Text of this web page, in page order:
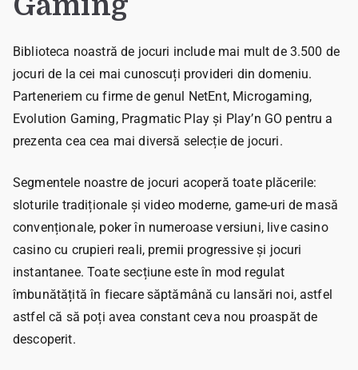
Biblioteca noastră de jocuri include mai mult de 3.500 de
jocuri de la cei mai cunoscuți provideri din domeniu.
Parteneriem cu firme de genul NetEnt, Microgaming,
Evolution Gaming, Pragmatic Play și Play’n GO pentru a
prezenta cea cea mai diversă selecție de jocuri.
Segmentele noastre de jocuri acoperă toate plăcerile:
sloturile tradiționale și video moderne, game-uri de masă
convenționale, poker în numeroase versiuni, live casino
casino cu crupieri reali, premii progressive și jocuri
instantanee. Toate secțiune este în mod regulat
îmbunătățită în fiecare săptămână cu lansări noi, astfel
astfel că să poți avea constant ceva nou proaspăt de
descoperit.